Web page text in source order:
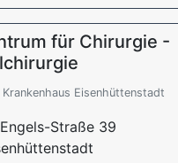
für Chirurgie -
Eisenhüttenstadt
Straße 39